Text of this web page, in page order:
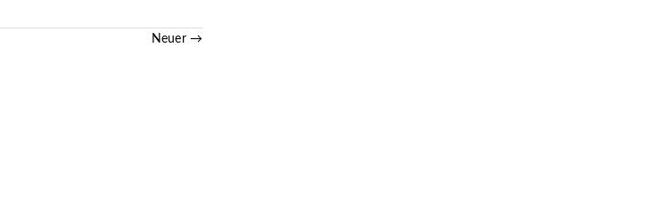
Neuer →